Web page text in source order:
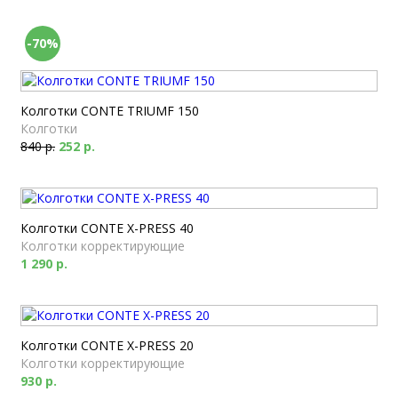
-70%
Колготки CONTE TRIUMF 150
Колготки
840 р. 252 р.
Колготки CONTE X-PRESS 40
Колготки корректирующие
1 290 р.
Колготки CONTE X-PRESS 20
Колготки корректирующие
930 р.